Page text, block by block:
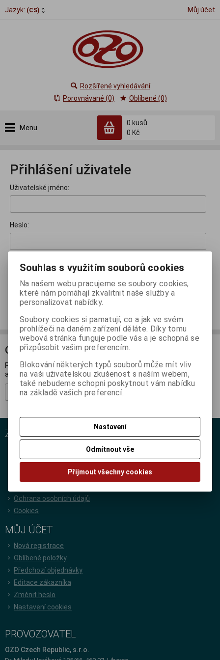
Jazyk: (CS) Můj účet
Menu
0 kusů
0 Kč
Rozšířené vyhledávání
Porovnávané (0)
Oblíbené (0)
Přihlášení uživatele
Uživatelské jméno:
Heslo:
Přihlásit
ODBĚR NOVINEK
Přihlašte se k odběru novinek a buďte informováni o novinkách,
akcích a soutěžích.
ZÁKAZNICKÝ SERVIS
Kontakt
Obchodní podmínky
Ochrana osobních údajů
Cookies
MŮJ ÚČET
Nová registrace
Oblíbené položky
Předchozí objednávky
Editace zákazníka
Změnit heslo
Nastavení cookies
PROVOZOVATEL
OZO Czech Republic, s.r.o.
Souhlas s využitím souborů cookies
Na našem webu pracujeme se soubory cookies,
které nám pomáhají zkvalitnit naše služby a
personalizovat nabídky.
Soubory cookies si pamatují, co a jak ve svém
prohlížeči na daném zařízení děláte. Díky tomu
webová stránka funguje podle vás a je schopná se
přizpůsobit vašim preferencím.
Blokování některých typů souborů může mít vliv
na vaši uživatelskou zkušenost s naším webem,
také nebudeme schopni poskytnout vám nabídku
na základě vašich preferencí.
Nastavení
Odmítnout vše
Přijmout všechny cookies